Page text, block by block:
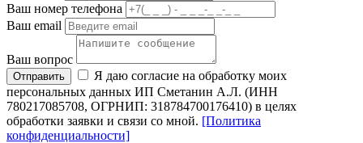
Ваш номер телефона
Ваш email
Ваш вопрос
Отправить
Я даю согласие на обработку моих
персональных данных ИП Сметанин А.Л. (ИНН
780217085708, ОГРНИП: 318784700176410) в целях
обработки заявки и связи со мной. [Политика
конфиденциальности]